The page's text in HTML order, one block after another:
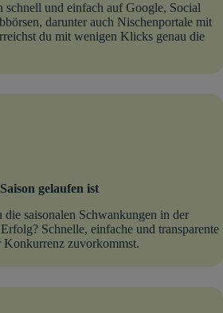
schnell und einfach auf Google, Social
darunter auch Nischenportale mit
du mit wenigen Klicks genau die
gelaufen ist
saisonalen Schwankungen in der
Schnelle, einfache und transparente
Konkurrenz zuvorkommst.